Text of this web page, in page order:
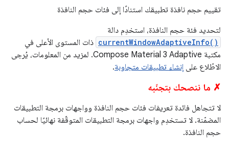
تقييم حجم نافذة تطبيقك استنادًا إلى فئات حجم النافذة
لتحديد فئة حجم النافذة، استخدِم دالة
currentWindowAdaptiveInfo() ذات المستوى الأعلى في
مكتبة Compose Material 3 Adaptive. لمزيد من المعلومات، يُرجى
الاطّلاع على إنشاء تطبيقات متجاوبة.
✗ ما ننصحك بتجنّبه
لا تتجاهل فائدة تعريفات فئات حجم النافذة وواجهات برمجة التطبيقات
المضمّنة. لا تستخدِم واجهات برمجة التطبيقات المتوقّفة نهائيًا لحساب
حجم النافذة.